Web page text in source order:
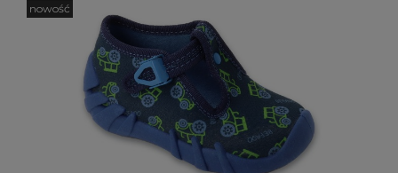
nowość